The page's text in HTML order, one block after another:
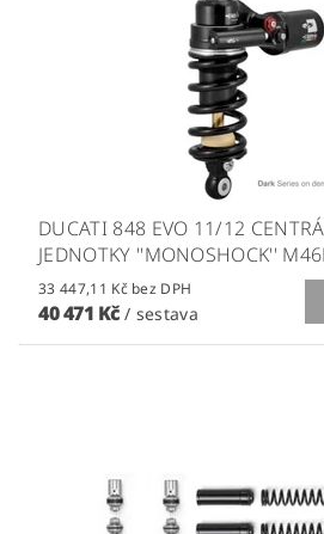
DUCATI 848 EVO 11/12
JEDNOTKY ''MONOSHOCK''
33 447,11 Kč bez DPH
40 471 Kč/ sestava